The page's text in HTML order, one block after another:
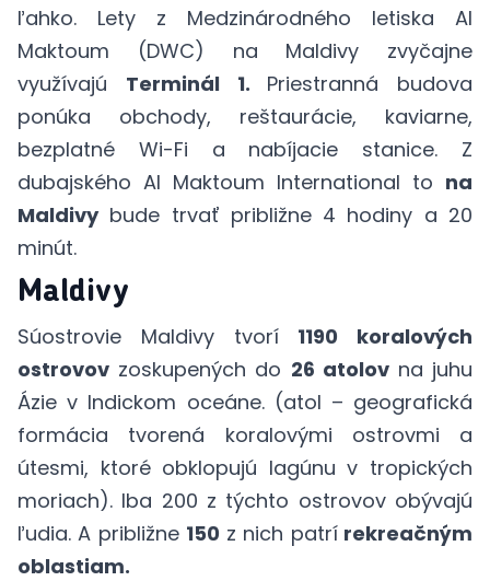
ľahko. Lety z Medzinárodného letiska Al
Maktoum (DWC) na Maldivy zvyčajne
využívajú Terminál 1. Priestranná budova
ponúka obchody, reštaurácie, kaviarne,
bezplatné Wi-Fi a nabíjacie stanice. Z
dubajského Al Maktoum International to na
Maldivybude trvať približne 4 hodiny a 20
minút.
Maldivy
Súostrovie Maldivy tvorí 1190 koralových
ostrovov zoskupených do 26 atolovna juhu
Ázie v Indickom oceáne. (atol – geografická
formácia tvorená koralovými ostrovmi a
útesmi, ktoré obklopujú lagúnu v tropických
moriach). Iba 200 z týchto ostrovov obývajú
ľudia. A približne 150 z nich patrírekreačným
oblastiam.